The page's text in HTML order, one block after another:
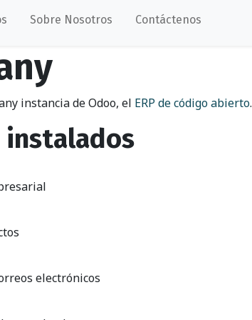
Sobre Nosotros Contáctenos
instancia de Odoo, el ERP de código abierto.
instalados
electrónicos